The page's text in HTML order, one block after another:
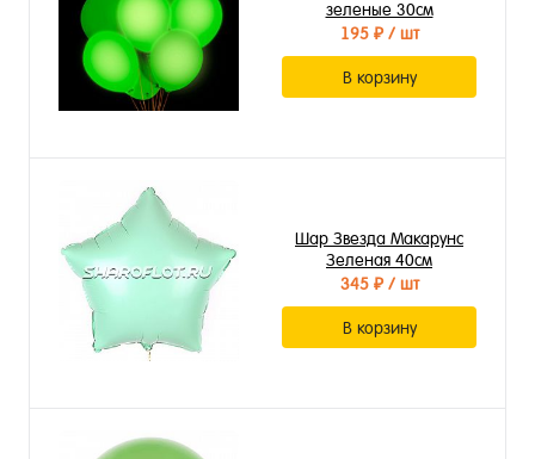
зеленые 30см
195 ₽/ шт
В корзину
Шар Звезда Макарунс
Зеленая 40см
345 ₽/ шт
В корзину